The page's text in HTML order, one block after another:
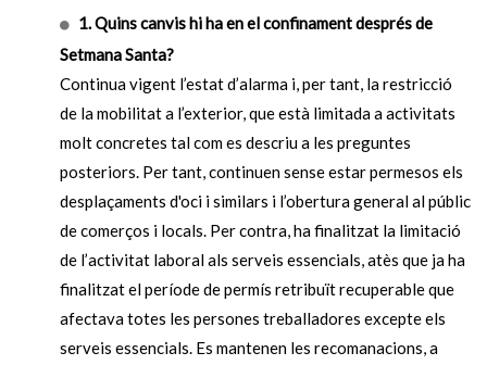
1. Quins canvis hi ha en el confinament després de
Setmana Santa?
Continua vigent l’estat d’alarma i, per tant, la restricció
de la mobilitat a l’exterior, que està limitada a activitats
molt concretes tal com es descriu a les preguntes
posteriors. Per tant, continuen sense estar permesos els
desplaçaments d'oci i similars i l’obertura general al públic
de comerços i locals. Per contra, ha finalitzat la limitació
de l’activitat laboral als serveis essencials, atès que ja ha
finalitzat el període de permís retribuït recuperable que
afectava totes les persones treballadores excepte els
serveis essencials. Es mantenen les recomanacions, a